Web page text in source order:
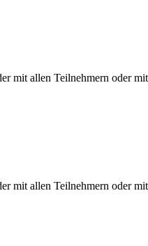
mit allen Teilnehmern oder
mit allen Teilnehmern oder